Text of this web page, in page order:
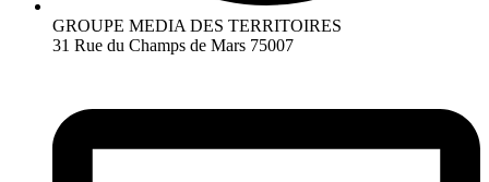
GROUPE MEDIA DES TERRITOIRES
31 Rue du Champs de Mars 75007